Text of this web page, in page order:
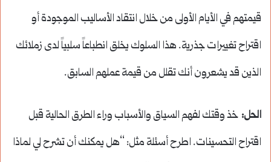
قيمتهم في الأيام الأولى من خلال انتقاد الأساليب الموجودة أو
اقتراح تغييرات جذرية. هذا السلوك يخلق انطباعاً سلبياً لدى زملائك
الذين قد يشعرون أنك تقلل من قيمة عملهم السابق.
الحل: خذ وقتك لفهم السياق والأسباب وراء الطرق الحالية قبل
اقتراح التحسينات. اطرح أسئلة مثل: “هل يمكنك أن تشرح لي لماذا